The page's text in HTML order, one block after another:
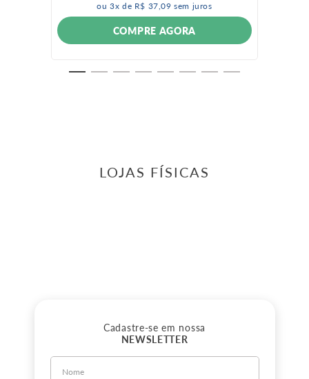
ou3x de R$ 37,09 sem juros
COMPRE AGORA
LOJAS FÍSICAS
Cadastre-se em nossa
NEWSLETTER